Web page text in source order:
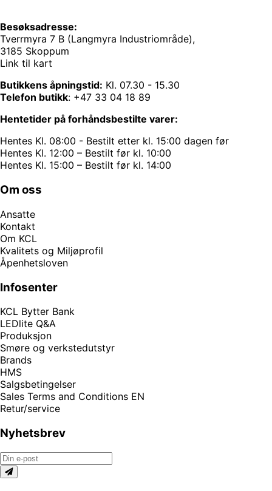
Besøksadresse:
Tverrmyra 7 B (Langmyra Industriområde),
3185 Skoppum
Link til kart
Butikkens åpningstid: Kl. 07.30 - 15.30
Telefon butikk: +47 33 04 18 89
Hentetider på forhåndsbestilte varer:
Hentes Kl. 08:00 - Bestilt etter kl. 15:00 dagen før
Hentes Kl. 12:00 – Bestilt før kl. 10:00
Hentes Kl. 15:00 – Bestilt før kl. 14:00
Om oss
Ansatte
Kontakt
Om KCL
Kvalitets og Miljøprofil
Åpenhetsloven
Infosenter
KCL Bytter Bank
LEDlite Q&A
Produksjon
Smøre og verkstedutstyr
Brands
HMS
Salgsbetingelser
Sales Terms and Conditions EN
Retur/service
Nyhetsbrev